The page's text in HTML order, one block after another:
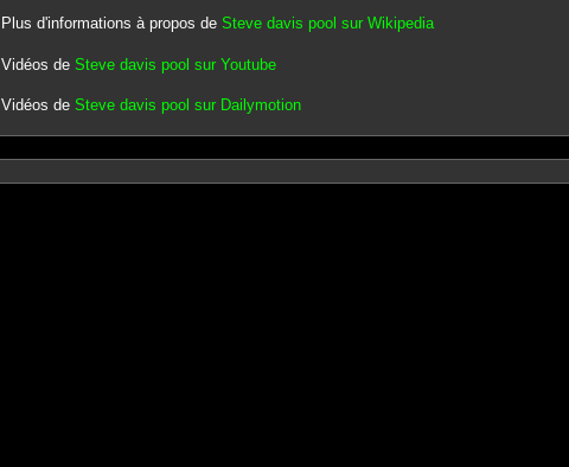
Plus d'informations à propos de Steve davis pool sur Wikipedia
Vidéos de Steve davis pool sur Youtube
Vidéos de Steve davis pool sur Dailymotion